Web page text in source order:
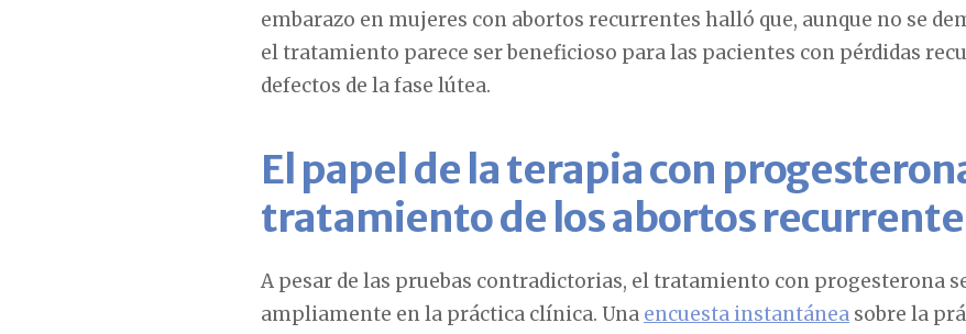
embarazo en mujeres con abortos recurrentes halló que, aunque no se
el tratamiento parece ser beneficioso para las pacientes con pérdidas
defectos de la fase lútea.
El papel de la terapia con
tratamiento de los abortos
A pesar de las pruebas contradictorias, el tratamiento con progesterona
ampliamente en la práctica clínica. Una encuesta instantánea sobre la